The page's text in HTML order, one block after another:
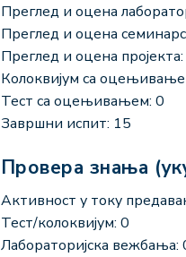
Преглед и оцена
Преглед и оцена
Преглед и оцена
Колоквијум са
Тест са оцењивањем: 0
Завршни испит: 15
Провера знања
Активност у току
Тест/колоквијум: 0
Лабораторијска вежбања: